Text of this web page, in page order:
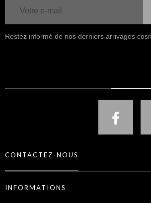
Restez informé de nos derniers arrivages
CONTACTEZ-NOUS
INFORMATIONS